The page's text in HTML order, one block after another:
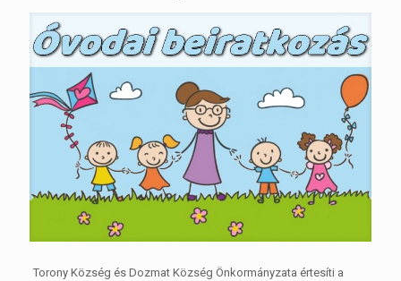
Torony Község és Dozmat Község Önkormányzata értesíti a